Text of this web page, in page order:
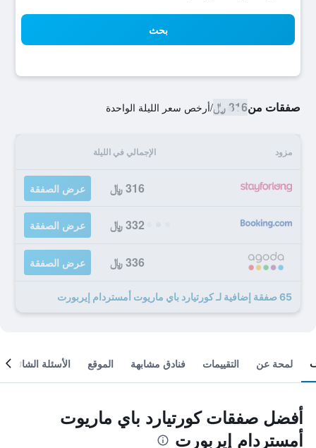
بحث
صفقات من316 ﷼ /أرخص سعر الليلة الواحدة
مزود الإجمالي في الليلة
316 ﷼ عرض الصفقة
332 ﷼ عرض الصفقة
336 ﷼ عرض الصفقة
65 صفقة إضافية لـ كورتيارد باي ماريوت أمستردام إيربورت
لمحة عن التقييمات فنادق مشابهة الموقع الأسئلة الشائعة
أفضل صفقات كورتيارد باي ماريوت
أمستردام إيربورت